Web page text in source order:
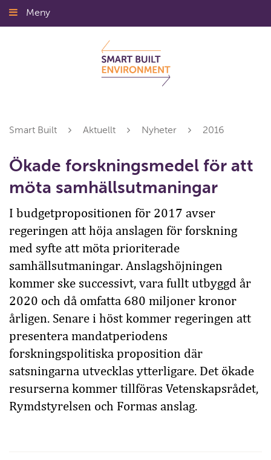
Gå
till
Meny
Smart Built Aktuellt Nyheter 2016
Ökade forskningsmedel för att
möta samhällsutmaningar
I budgetpropositionen för 2017 avser
regeringen att höja anslagen för forskning
med syfte att möta prioriterade
samhällsutmaningar. Anslagshöjningen
kommer ske successivt, vara fullt utbyggd år
2020 och då omfatta 680 miljoner kronor
årligen. Senare i höst kommer regeringen att
presentera mandatperiodens
forskningspolitiska proposition där
satsningarna utvecklas ytterligare. Det ökade
resurserna kommer tillföras Vetenskapsrådet,
Rymdstyrelsen och Formas anslag.